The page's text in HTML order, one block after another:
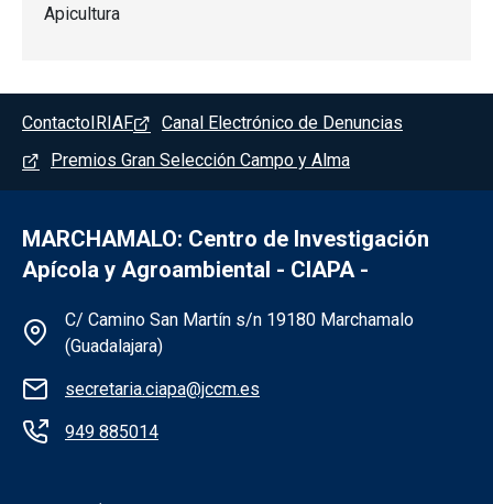
Apicultura
Pie de página - Marchamalo
Contacto IRIAF
Canal Electrónico de Denuncias
Premios Gran Selección Campo y Alma
MARCHAMALO: Centro de Investigación
Apícola y Agroambiental - CIAPA -
Información de la institución -
C/ Camino San Martín s/n 19180 Marchamalo
(Guadalajara)
secretaria.ciapa@jccm.es
949 885014